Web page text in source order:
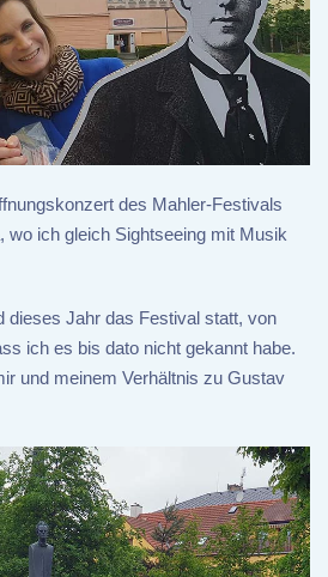
des Mahler-Festivals
wo ich gleich Sightseeing mit Musik
dieses Jahr das Festival statt, von
ich es bis dato nicht gekannt habe.
und meinem Verhältnis zu Gustav